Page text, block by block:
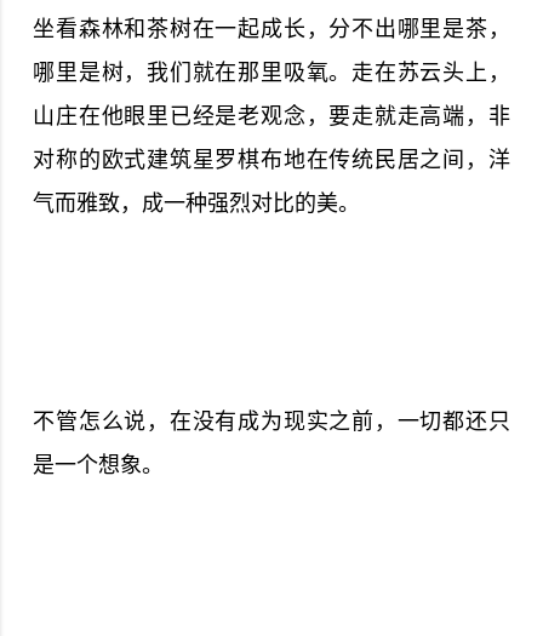
坐看森林和茶树在一起成长，分不出哪里是茶，
哪里是树，我们就在那里吸氧。走在苏云头上，
山庄在他眼里已经是老观念，要走就走高端，非
对称的欧式建筑星罗棋布地在传统民居之间，洋
气而雅致，成一种强烈对比的美。
不管怎么说，在没有成为现实之前，一切都还只
是一个想象。